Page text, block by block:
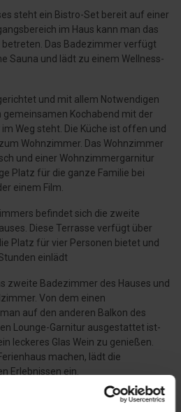
steht ein Bistro-Set bereit auf einer
im Haus kann man das
Das Badezimmer verfügt
Sauna und lädt zu einem Wellness-
und mit allem Notwendigen
Kochabend mit der
Weg steht. Die Küche ist offen und
Wohnzimmer. Das Wohnzimmer
und einer Wohnzimmergarnitur
Platz für die ganze Familie bei
einem Film.
befindet sich die zweite
Diese Terrasse verfügt über
Platz für vier Personen bietet und
einlädt
zweite Badezimmer des Hauses und
Von dem einen
auf den anderen Balkon des
Lounge-Garnitur ausgestattet ist-
leckeres Glas Wein zu genießen.
machen, lädt die
Erlebnissen ein.
in Blåvand, lädt zum